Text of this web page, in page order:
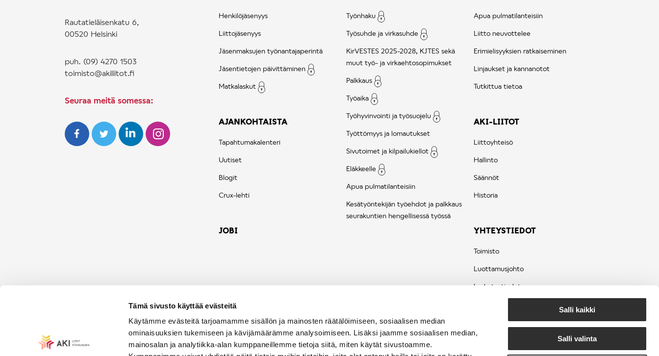
Tämä sivusto käyttää evästeitä
Käytämme evästeitä tarjoamamme sisällön ja mainosten räätälöimiseen, sosiaalisen median
ominaisuuksien tukemiseen ja kävijämäärämme analysoimiseen. Lisäksi jaamme sosiaalisen median,
mainosalan ja analytiikka-alan kumppaneillemme tietoja siitä, miten käytät sivustoamme.
Salli kaikki
Salli valinta
Rautatieläisenkatu 6,
00520 Helsinki
puh. (09) 4270 1503
toimisto@akiliitot.fi
Seuraa meitä somessa:
Henkilöjäsenyys
Liittojäsenyys
Jäsenmaksujen työnantajaperintä
Jäsentietojen päivittäminen
Matkalaskut
AJANKOHTAISTA
Tapahtumakalenteri
Uutiset
Blogit
Crux-lehti
JOBI
Työnhaku
Työsuhde ja virkasuhde
KirVESTES 2025-2028, KJTES sekä
muut työ- ja virkaehtosopimukset
Palkkaus
Työaika
Työhyvinvointi ja työsuojelu
Työttömyys ja lomautukset
Sivutoimet ja kilpailukiellot
Eläkkeelle
Apua pulmatilanteisiin
Kesätyöntekijän työehdot ja palkkaus
seurakuntien hengellisessä työssä
Apua pulmatilanteisiin
Liitto neuvottelee
Erimielisyyksien ratkaiseminen
Linjaukset ja kannanotot
Tutkittua tietoa
AKI-LIITOT
Liittoyhteisö
Hallinto
Säännöt
Historia
YHTEYSTIEDOT
Toimisto
Luottamusjohto
Laskutustiedot